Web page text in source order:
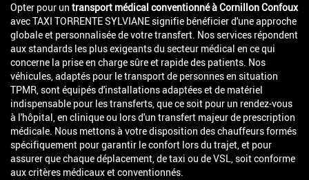
Opter pour un transport médical conventionné à Cornillon Confoux
avec TAXI TORRENTE SYLVIANE signifie bénéficier d'une approche
globale et personnalisée de votre transfert. Nos services répondent
aux standards les plus exigeants du secteur médical en ce qui
concerne la prise en charge sûre et rapide des patients. Nos
véhicules, adaptés pour le transport de personnes en situation
TPMR, sont équipés d'installations adaptées et de matériel
indispensable pour les transferts, que ce soit pour un rendez-vous
à l'hôpital, en clinique ou lors d'un transfert majeur de prescription
médicale. Nous mettons à votre disposition des chauffeurs formés
spécifiquement pour garantir le confort lors du trajet, et pour
assurer que chaque déplacement, de taxi ou de VSL, soit conforme
aux critères médicaux et conventionnés.